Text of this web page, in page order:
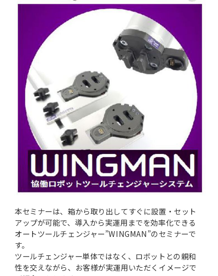
本セミナーは、箱から取り出してすぐに設置・セット
アップが可能で、導入から実運用までを効率化できる
オートツールチェンジャー”WINGMAN”のセミナーで
す。
ツールチェンジャー単体ではなく、ロボットとの親和
性を交えながら、お客様が実運用いただくイメージで